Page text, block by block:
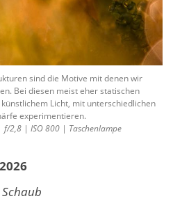
sind die Motive mit denen wir
Bei diesen meist eher statischen
Licht, mit unterschiedlichen
experimentieren.
2,8 | ISO 800 | Taschenlampe